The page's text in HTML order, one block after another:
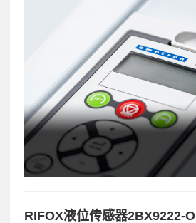
RIFOX液位传感器2BX9222-